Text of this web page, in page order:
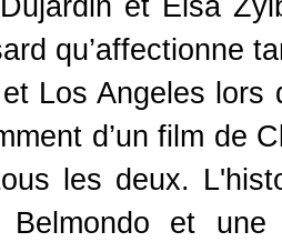
et Elsa
qu’affectionne
Los Angeles lors
d’un film de
les deux.
Belmondo et